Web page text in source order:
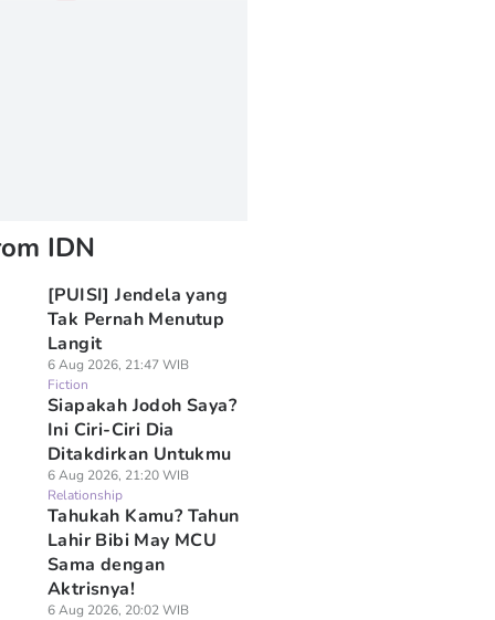
IDN
[PUISI] Jendela yang
Tak Pernah Menutup
Langit
6 Aug 2026, 21:47 WIB
Fiction
Siapakah Jodoh Saya?
Ini Ciri-Ciri Dia
Ditakdirkan Untukmu
6 Aug 2026, 21:20 WIB
Relationship
Tahukah Kamu? Tahun
Lahir Bibi May MCU
Sama dengan
Aktrisnya!
6 Aug 2026, 20:02 WIB